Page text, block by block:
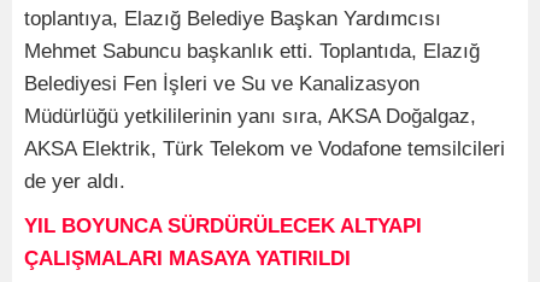
toplantıya, Elazığ Belediye Başkan Yardımcısı
Mehmet Sabuncu başkanlık etti. Toplantıda, Elazığ
Belediyesi Fen İşleri ve Su ve Kanalizasyon
Müdürlüğü yetkililerinin yanı sıra, AKSA Doğalgaz,
AKSA Elektrik, Türk Telekom ve Vodafone temsilcileri
de yer aldı.
YIL BOYUNCA SÜRDÜRÜLECEK ALTYAPI
ÇALIŞMALARI MASAYA YATIRILDI